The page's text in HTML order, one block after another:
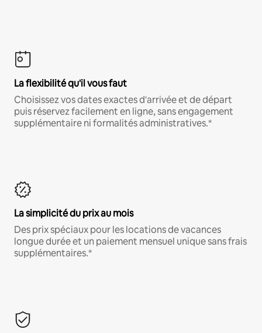
La flexibilité qu'il vous faut
Choisissez vos dates exactes d'arrivée et de départ
puis réservez facilement en ligne, sans engagement
supplémentaire ni formalités administratives.*
La simplicité du prix au mois
Des prix spéciaux pour les locations de vacances
longue durée et un paiement mensuel unique sans frais
supplémentaires.*